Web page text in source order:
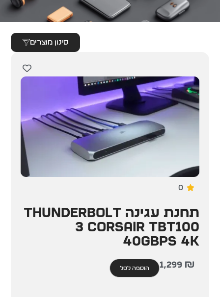
סינון מוצרים
0
תחנת עגינה Thunderbolt
3 Corsair TBT100
40Gbps 4K
1,299 ₪ הוספה לסל